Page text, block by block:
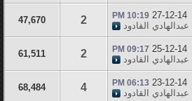
27-12-14
10:19 PM
عبدالهادي القادود 2
47,670
25-12-14
09:17 PM
عبدالهادي القادود 2
61,511
23-12-14
06:13 PM
عبدالهادي القادود 4
68,484